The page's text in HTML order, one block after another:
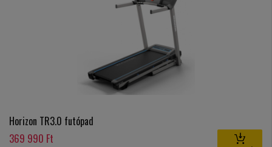
Horizon TR3.0 futópad
369 990 Ft